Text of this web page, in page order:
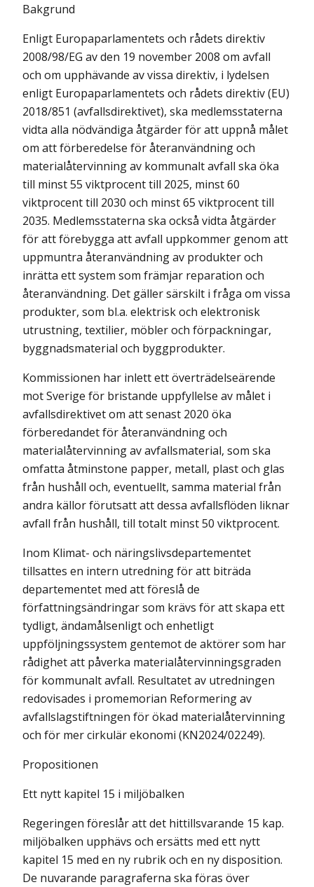
Bakgrund
Enligt Europaparlamentets och rådets direktiv
2008/98/EG av den 19 november 2008 om avfall
och om upphävande av vissa direktiv, i lydelsen
enligt Europaparlamentets och rådets direktiv (EU)
2018/851 (avfallsdirek­tivet), ska medlemsstaterna
vidta alla nödvändiga åtgärder för att uppnå målet
om att förberedelse för återanvändning och
materialåtervinning av kommunalt avfall ska öka
till minst 55 viktprocent till 2025, minst 60
viktprocent till 2030 och minst 65 viktprocent till
2035. Medlemsstaterna ska också vidta åtgärder
för att förebygga att avfall uppkommer genom att
uppmuntra återanvändning av produkter och
inrätta ett system som främjar reparation och
återanvändning. Det gäller särskilt i fråga om vissa
produkter, som bl.a. elektrisk och elektronisk
utrustning, textilier, möbler och förpackningar,
byggnadsmaterial och byggprodukter.
Kommissionen har inlett ett överträdelseärende
mot Sverige för bristande uppfyllelse av målet i
avfallsdirektivet om att senast 2020 öka
förberedandet för återanvändning och
materialåtervinning av avfallsmaterial, som ska
omfatta åtminstone papper, metall, plast och glas
från hushåll och, eventuellt, samma material från
andra källor förutsatt att dessa avfallsflöden liknar
avfall från hushåll, till totalt minst 50 viktprocent.
Inom Klimat- och näringslivsdepartementet
tillsattes en intern utredning för att biträda
departementet med att föreslå de
författningsändringar som krävs för att skapa ett
tydligt, ändamålsenligt och enhetligt
uppföljningssystem gentemot de aktörer som har
rådighet att påverka materialåtervinningsgraden
för kommunalt avfall. Resultatet av utredningen
redovisades i promemorian Reformering av
avfallslagstiftningen för ökad materialåtervinning
och för mer cirkulär ekonomi (KN2024/02249).
Propositionen
Ett nytt kapitel 15 i miljöbalken
Regeringen föreslår att det hittillsvarande 15 kap.
miljöbalken upphävs och ersätts med ett nytt
kapitel 15 med en ny rubrik och en ny disposition.
De nuvar­ande paragraferna ska föras över